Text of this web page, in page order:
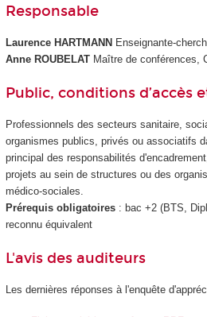
Responsable
Laurence HARTMANN Enseignante-
Anne ROUBELATMaître de conférences,
Public, conditions d’accès
Professionnels des secteurs sanitaire,
organismes publics, privés ou associatifs
principal des responsabilités
projets au sein de structures ou des
médico-sociales.
Prérequis obligatoires: bac +2 (BTS,
reconnu équivalent
L'avis des auditeurs
Les dernières réponses à l'enquête